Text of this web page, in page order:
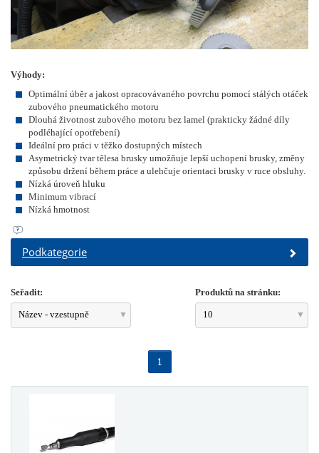
Výhody:
Optimální úběr a jakost opracovávaného povrchu pomocí stálých otáček
zubového pneumatického motoru
Dlouhá životnost zubového motoru bez lamel (prakticky žádné díly
podléhající opotřebení)
Ideální pro práci v těžko dostupných místech
Asymetrický tvar tělesa brusky umožňuje lepší uchopení brusky, změny
způsobu držení během práce a ulehčuje orientaci brusky v ruce obsluhy.
Nízká úroveň hluku
Minimum vibrací
Nízká hmotnost
Podkategorie
Seřadit:
Název - vzestupně
Produktů na stránku:
10
1